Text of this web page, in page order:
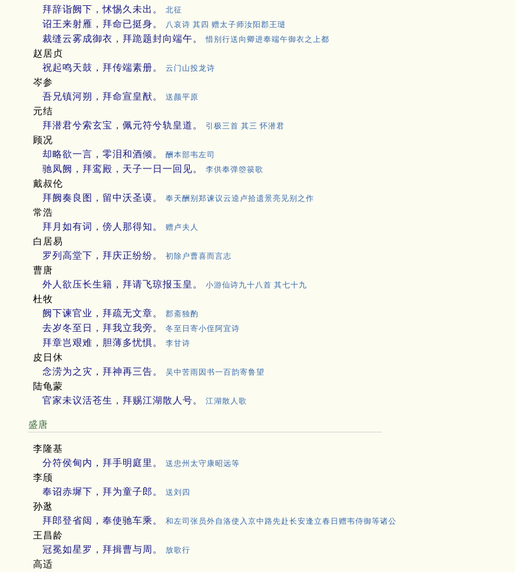
拜辞诣阙下，怵惕久未出。 北征
诏王来射雁，拜命已挺身。 八哀诗 其四 赠太子师汝阳郡王琎
裁缝云雾成御衣，拜跪题封向端午。 惜别行送向卿进奉端午御衣之上都
赵居贞
祝起鸣天鼓，拜传端素册。
云门山投龙诗
岑参
吾兄镇河朔，拜命宣皇猷。
送颜平原
元结
拜潜君兮索玄宝，佩元符兮轨皇道。
引极三首 其三 怀潜君
顾况
却略欲一言，零泪和酒倾。
酬本部韦左司
驰凤阙，拜鸾殿，天子一日一回见。 李供奉弹箜篌歌
戴叔伦
拜阙奏良图，留中沃圣谟。
奉天酬别郑谏议云逵卢拾遗景亮见别之作
常浩
拜月如有词，傍人那得知。
赠卢夫人
白居易
罗列高堂下，拜庆正纷纷。
初除户曹喜而言志
曹唐
外人欲压长生籍，拜请飞琼报玉皇。
小游仙诗九十八首 其七十九
杜牧
阙下谏官业，拜疏无文章。
郡斋独酌
去岁冬至日，拜我立我旁。 冬至日寄小侄阿宜诗
拜章岂艰难，胆薄多忧惧。 李甘诗
皮日休
念涝为之灾，拜神再三告。
吴中苦雨因书一百韵寄鲁望
陆龟蒙
官家未议活苍生，拜赐江湖散人号。
江湖散人歌
盛唐
李隆基
分符侯甸内，拜手明庭里。
送忠州太守康昭远等
李颀
奉诏赤墀下，拜为童子郎。
送刘四
孙逖
拜郎登省闼，奉使驰车乘。
和左司张员外自洛使入京中路先赴长安逢立春日赠韦侍御等诸公
王昌龄
冠冕如星罗，拜揖曹与周。
放歌行
高适